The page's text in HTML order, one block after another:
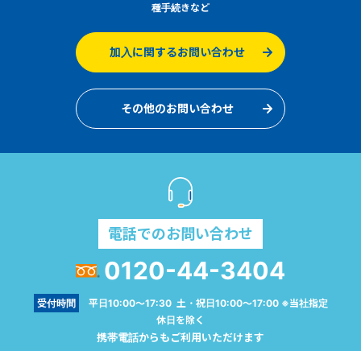
種手続きなど
加入に関するお問い合わせ
その他のお問い合わせ
電話でのお問い合わせ
0120-44-3404
受付時間
平日10:00～17:30 土・祝日10:00～17:00 ※当社指定
休日を除く
携帯電話からもご利用いただけます